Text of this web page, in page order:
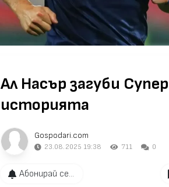
Ал Насър загуби
историята
Gospodari.com
23.08.2025 19:38 711 0
Абонирай се...